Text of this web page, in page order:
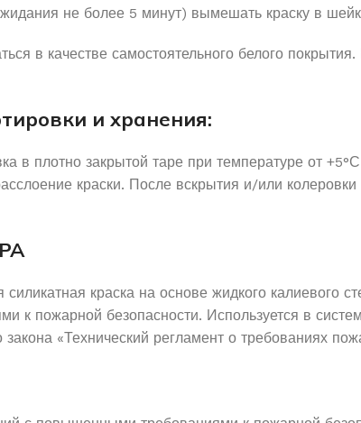
не более 5 минут) вымешать краску в
в качестве самостоятельного белого
и хранения:
в плотно закрытой таре при температуре от
краски. После вскрытия и/или
силикатная краска на основе жидкого
к пожарной безопасности. Используется в
«Технический регламент о требованиях